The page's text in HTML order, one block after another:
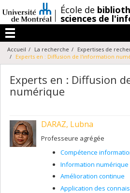
au
contenu
/École de
sciences de
Menu
Accueil La recherche
Expertises de
Experts en : Diffusion de l'information
Experts en : Diffusion
numérique
DARAZ, Lubna
Professeure agrégée
Compétence
Information numérique
Amélioration continue
Application des